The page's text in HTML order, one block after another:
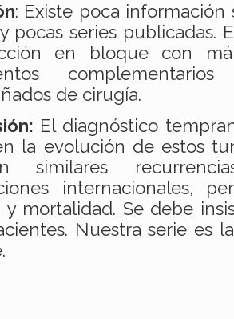
: Existe poca
pocas series publicadas.
en bloque con
de cirugía.
El diagnóstico
la evolución de estos
similares
internacionales,
y mortalidad. Se debe
Nuestra serie es